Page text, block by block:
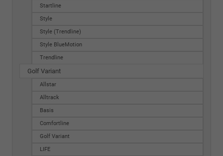
Startline
Style
Style (Trendline)
Style BlueMotion
Trendline
Golf Variant
Allstar
Alltrack
Basis
Comfortline
Golf Variant
LIFE